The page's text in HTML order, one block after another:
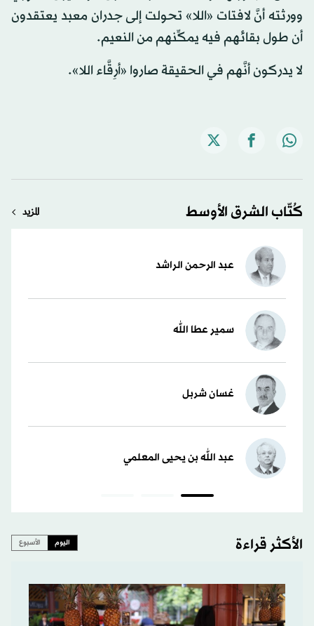
وورثته أنَّ لافتات «اللا» تحولت إلى جدران معبد يعتقدون
أن طول بقائهم فيه يمكِّنهم من النعيم.
لا يدركون أنَّهم في الحقيقة صاروا «أرِقَّاء اللا».
كُتّاب الشرق الأوسط المزيد
عبد الرحمن الراشد
سمير عطا الله
غسان شربل
عبد الله بن يحيى المعلمي
الأكثر قراءة اليوم الأسبوع